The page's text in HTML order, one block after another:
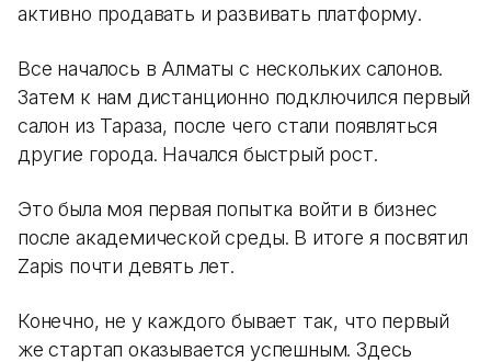
активно продавать и развивать платформу.
Все началось в Алматы с нескольких салонов.
Затем к нам дистанционно подключился первый
салон из Тараза, после чего стали появляться
другие города. Начался быстрый рост.
Это была моя первая попытка войти в бизнес
после академической среды. В итоге я посвятил
Zapis почти девять лет.
Конечно, не у каждого бывает так, что первый
же стартап оказывается успешным. Здесь